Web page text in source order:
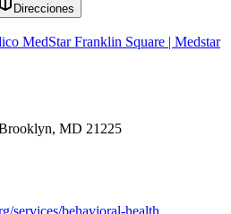
Direcciones
MedStar Franklin Square | Medstar
MD 21225
services/behavioral-health